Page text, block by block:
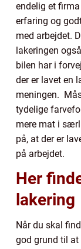
endelig et
erfaring og
med arbejdet.
lakeringen
bilen har i
der er lavet en
meningen.
tydelige
mere mat i
på, at der er
på arbejdet.
Her
lakering
Når du skal
god grund til at